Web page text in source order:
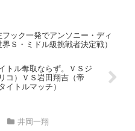
ック一発でアンソニー・ディ
Ｓ・ミドル級挑戦者決定戦）
トル奪取ならず。ＶＳジ
コ）ＶＳ岩田翔吉（帝
イトルマッチ）
井岡一翔